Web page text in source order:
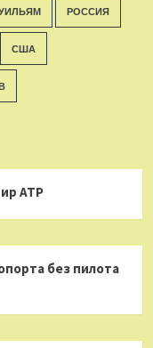
РОССИЯ
США
ATP
без пилота